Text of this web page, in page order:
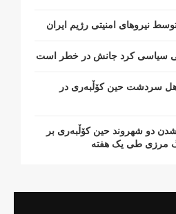
نیروهای امنیتی رژیم ایران
سیاسی کرد جانش در خطر است
سردشت حین کۆڵبەری در
دو شهروند حین کۆڵبەری بر
مرزی طی یک هفته